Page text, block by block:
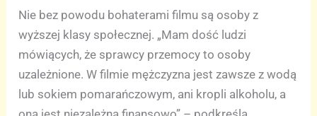
Nie bez powodu bohaterami filmu są osoby z
wyższej klasy społecznej. „Mam dość ludzi
mówiących, że sprawcy przemocy to osoby
uzależnione. W filmie mężczyzna jest zawsze z wodą
lub sokiem pomarańczowym, ani kropli alkoholu, a